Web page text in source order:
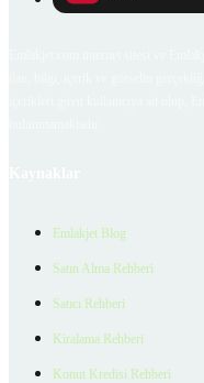
Emlakjet Blog
Satın Alma Rehberi
Satıcı Rehberi
Kiralama Rehberi
Konut Kredisi Rehberi